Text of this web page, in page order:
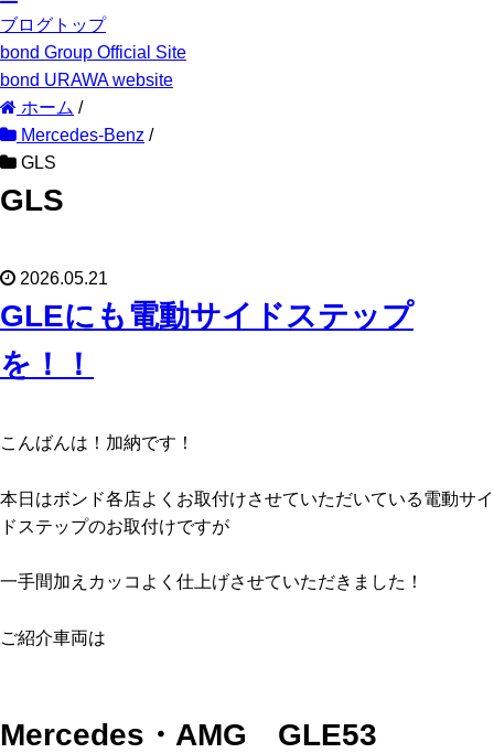
ブログトップ
bond Group Official Site
bond URAWA website
ホーム /
Mercedes-Benz /
GLS
GLS
2026.05.21
GLEにも電動サイドステップ
を！！
こんばんは！加納です！
本日はボンド各店よくお取付けさせていただいている電動サイ
ドステップのお取付けですが
一手間加えカッコよく仕上げさせていただきました！
ご紹介車両は
Mercedes・AMG GLE53